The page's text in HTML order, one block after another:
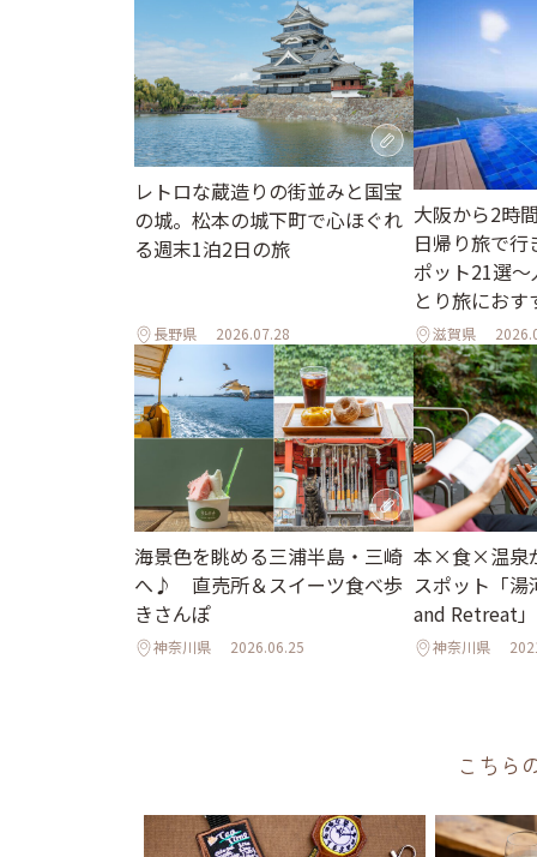
レトロな蔵造りの街並みと国宝
の城。松本の城下町で心ほぐれ
る週末1泊2日の旅
長野県 2026.07.28
大阪から2時
日帰り旅で
ポット21選
とり旅にお
滋賀県
海景色を眺める三浦半島・三崎
へ♪ 直売所＆スイーツ食べ歩
きさんぽ
神奈川県 2026.06.25
本×食×温泉
スポット「
and Retreat
神奈川県
こちら